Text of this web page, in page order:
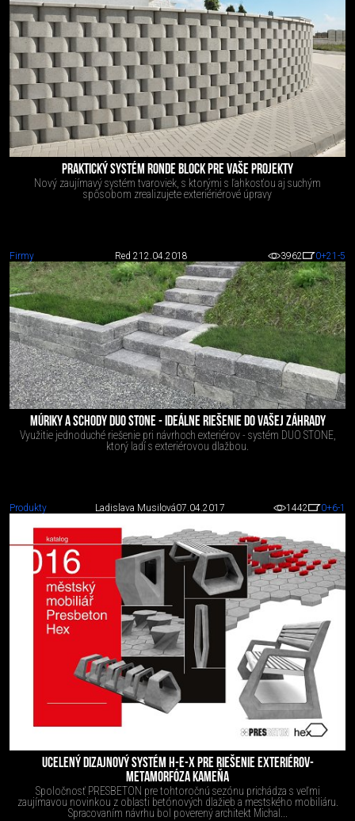
PRAKTICKÝ SYSTÉM RONDE BLOCK PRE VAŠE PROJEKTY
Nový zaujímavý systém tvaroviek, s ktorými s ľahkosťou aj suchým
spôsobom zrealizujete exteriériérové úpravy
Firmy Red 212.04.2018 3962 0+21 -5
MÚRIKY A SCHODY DUO STONE - IDEÁLNE RIEŠENIE DO VAŠEJ ZÁHRADY
Využitie jednoduché riešenie pri návrhoch exteriérov - systém DUO STONE,
ktorý ladí s exteriérovou dlažbou.
Produkty Ladislava Musilová07.04.2017 1442 0+6-1
UCELENÝ DIZAJNOVÝ SYSTÉM H-E-X PRE RIEŠENIE EXTERIÉROV-
METAMORFÓZA KAMEŇA
Spoločnosť PRESBETON pre tohtoročnú sezónu prichádza s veľmi
zaujímavou novinkou z oblasti betónových dlažieb a mestského mobiliáru.
Spracovaním návrhu bol poverený architekt Michal...